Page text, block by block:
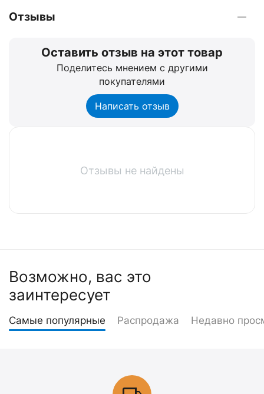
Отзывы
Оставить отзыв на этот товар
Поделитесь мнением с другими
покупателями
Написать отзыв
Отзывы не найдены
Возможно, вас это
заинтересует
Самые популярные Распродажа Недавно